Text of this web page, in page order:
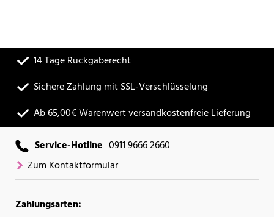
14 Tage Rückgaberecht
Sichere Zahlung mit SSL-Verschlüsselung
Ab 65,00€ Warenwert versandkostenfreie Lieferung
Service-Hotline 0911 9666 2660
Zum Kontaktformular
Zahlungsarten: